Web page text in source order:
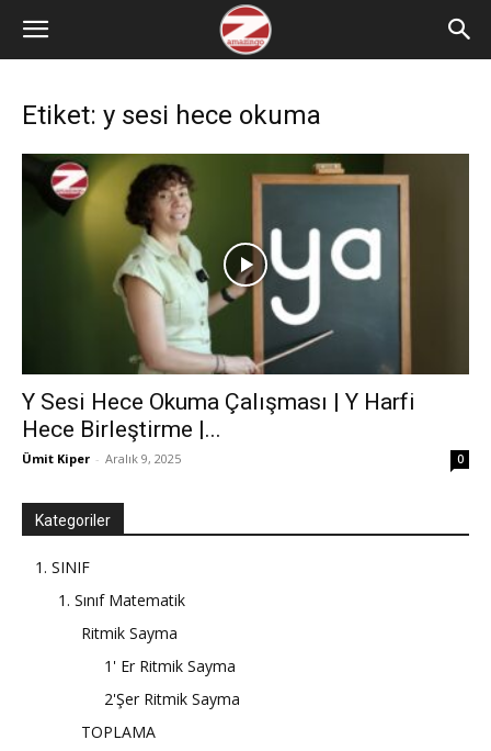
Etiket: y sesi hece okuma
Y Sesi Hece Okuma Çalışması | Y Harfi
Hece Birleştirme |...
Ümit Kiper - Aralık 9, 2025 0
Kategoriler
1. SINIF
1. Sınıf Matematik
Ritmik Sayma
1' Er Ritmik Sayma
2'Şer Ritmik Sayma
TOPLAMA